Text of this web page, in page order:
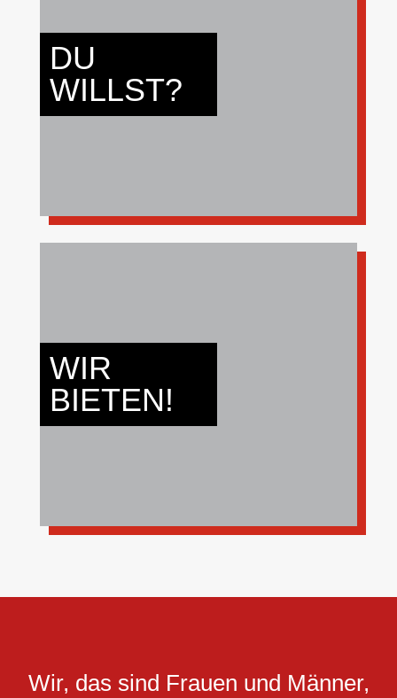
DU
WILLST?
KAMERADSCHAFT ERLEBEN
INTERESSANTE MENSCHEN
TREFFEN
WIR
BIETEN!
NEUE ERFAHRUNGEN
BLICK HINTER DIE ABSPERRUNG
Wir, das sind Frauen und Männer,